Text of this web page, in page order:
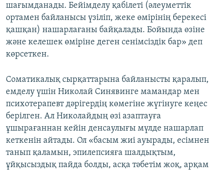
шағымданады. Бейімделу қабілеті (әлеуметтік
ортамен байланысы үзіліп, жеке өмірінің берекесі
қашқан) нашарлағаны байқалады. Бойында өзіне
және келешек өміріне деген сенімсіздік бар» деп
көрсеткен.
Соматикалық сырқаттарына байланысты қаралып,
емделу үшін Николай Синявинге мамандар мен
психотерапевт дәрігердің көмегіне жүгінуге кеңес
берілген. Ал Николайдың өзі азаптауға
ұшырағаннан кейін денсаулығы мүлде нашарлап
кеткенін айтады. Ол «басым жиі ауырады, есімнен
танып қаламын, эпилепсияға шалдықтым,
ұйқысыздық пайда болды, асқа тәбетім жоқ, арқам